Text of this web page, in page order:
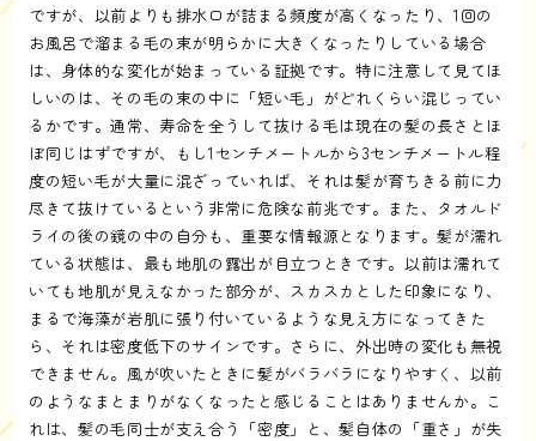
ですが、以前よりも排水口が詰まる頻度が高くなったり、1回の
お風呂で溜まる毛の束が明らかに大きくなったりしている場合
は、身体的な変化が始まっている証拠です。特に注意して見てほ
しいのは、その毛の束の中に「短い毛」がどれくらい混じってい
るかです。通常、寿命を全うして抜ける毛は現在の髪の長さとほ
ぼ同じはずですが、もし1センチメートルから3センチメートル程
度の短い毛が大量に混ざっていれば、それは髪が育ちきる前に力
尽きて抜けているという非常に危険な前兆です。また、タオルド
ライの後の鏡の中の自分も、重要な情報源となります。髪が濡れ
ている状態は、最も地肌の露出が目立つときです。以前は濡れて
いても地肌が見えなかった部分が、スカスカとした印象になり、
まるで海藻が岩肌に張り付いているような見え方になってきた
ら、それは密度低下のサインです。さらに、外出時の変化も無視
できません。風が吹いたときに髪がバラバラになりやすく、以前
のようなまとまりがなくなったと感じることはありませんか。こ
れは、髪の毛同士が支え合う「密度」と、髪自体の「重さ」が失